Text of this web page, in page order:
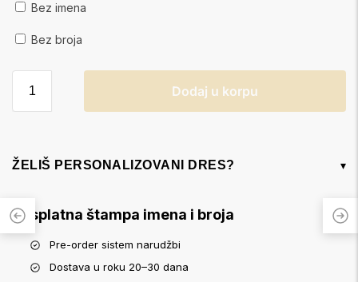
Bez imena
Bez broja
Dodaj u korpu
ŽELIŠ PERSONALIZOVANI DRES? ▾
Besplatna štampa imena i broja
Pre-order sistem narudžbi
Dostava u roku 20–30 dana